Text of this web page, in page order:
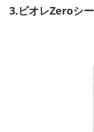
3.ビオレZeroシ